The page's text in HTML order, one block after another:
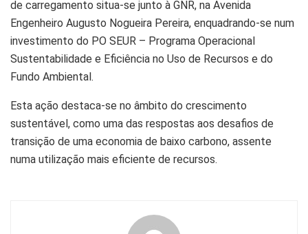
de carregamento situa-se junto à GNR, na Avenida
Engenheiro Augusto Nogueira Pereira, enquadrando-se num
investimento do PO SEUR – Programa Operacional
Sustentabilidade e Eficiência no Uso de Recursos e do
Fundo Ambiental.
Esta ação destaca-se no âmbito do crescimento
sustentável, como uma das respostas aos desafios de
transição de uma economia de baixo carbono, assente
numa utilização mais eficiente de recursos.